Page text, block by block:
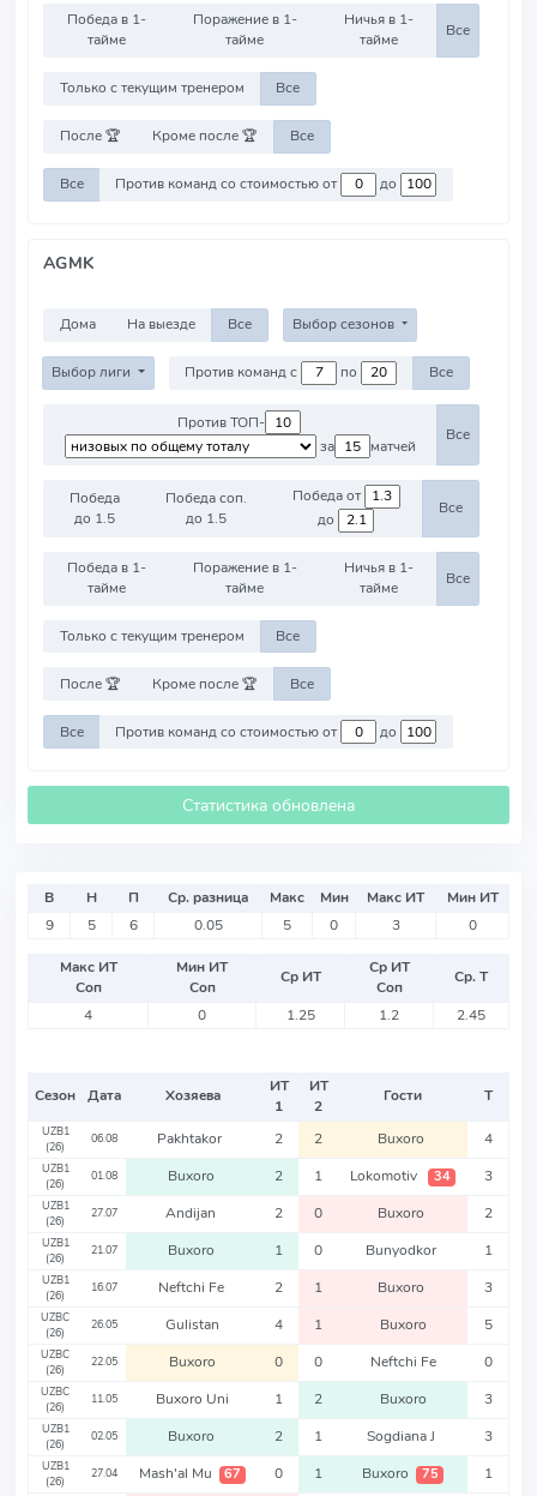
Победа в 1-
тайме
Поражение в 1-
тайме
Ничья в 1-
тайме
Все
Только с текущим тренером Все
После 🏆 Кроме после 🏆 Все
Все Против команд со стоимостью от до
AGMK
Дома На выезде Все Выбор сезонов
Выбор лиги Против команд с по Все
Против ТОП-
за
матчей
Все
Победа
до 1.5
Победа соп.
до 1.5
Победа от
до
Все
Победа в 1-
тайме
Поражение в 1-
тайме
Ничья в 1-
тайме
Все
Только с текущим тренером Все
После 🏆 Кроме после 🏆 Все
Все Против команд со стоимостью от до
Статистика обновлена
В Н П Ср. разница Макс Мин Макс ИТ
Мин ИТ
9
5 6 0.05 5 0 3 0
Макс ИТ
Соп
Мин ИТ
Соп
Ср ИТ
Ср ИТ
Соп
Ср. Т
4
0 1.25 1.2 2.45
Сезон Дата Хозяева
ИТ
1
ИТ
2
Гости Т
UZB1
(26)
06.08 Pakhtakor 2 2 Buxoro 4
UZB1
(26)
01.08 Buxoro 2 1 Lokomotiv 34 3
UZB1
(26)
27.07 Andijan 2 0 Buxoro 2
UZB1
(26)
21.07 Buxoro 1 0 Bunyodkor 1
UZB1
(26)
16.07 Neftchi Fe 2 1 Buxoro 3
UZBC
(26)
26.05 Gulistan 4 1 Buxoro 5
UZBC
(26)
22.05 Buxoro 0 0 Neftchi Fe 0
UZBC
(26)
11.05 Buxoro Uni 1 2 Buxoro 3
UZB1
(26)
02.05 Buxoro 2 1 Sogdiana J 3
UZB1
(26)
27.04 Mash'al Mu 67 0 1 Buxoro 75 1